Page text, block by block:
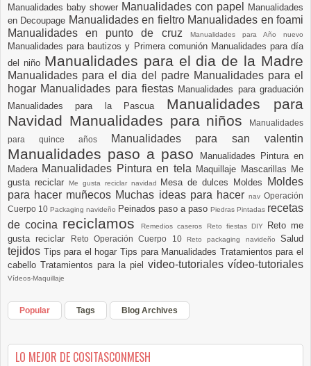
Manualidades baby shower Manualidades con papel
Manualidades
en Decoupage Manualidades en fieltro Manualidades en foami
Manualidades en punto de cruz
Manualidades para Año nuevo
Manualidades para bautizos y Primera comunión Manualidades para día
del niño Manualidades para el dia de la Madre
Manualidades para el dia del padre Manualidades para el
hogar Manualidades para fiestas Manualidades para graduación
Manualidades para la Pascua Manualidades para
Navidad Manualidades para niños
Manualidades
para quince años
Manualidades para san valentin
Manualidades paso a paso
Manualidades Pintura en
Madera Manualidades Pintura en tela Maquillaje Mascarillas Me
gusta reciclar
Me gusta reciclar navidad Mesa de dulces Moldes
Moldes
para hacer muñecos Muchas ideas para hacer nav Operación
Cuerpo 10 Packaging navideño Peinados paso a paso Piedras Pintadas recetas
de cocina reciclamosRemedios caseros Reto fiestas DIY
Reto me
gusta reciclar
Reto Operación Cuerpo 10Reto packaging navideñoSalud
tejidos Tips para el hogarTips para Manualidades Tratamientos para el
cabello Tratamientos para la piel video-tutoriales vídeo-tutoriales
Vídeos-Maquillaje
Popular Tags Blog Archives
LO MEJOR DE COSITASCONMESH